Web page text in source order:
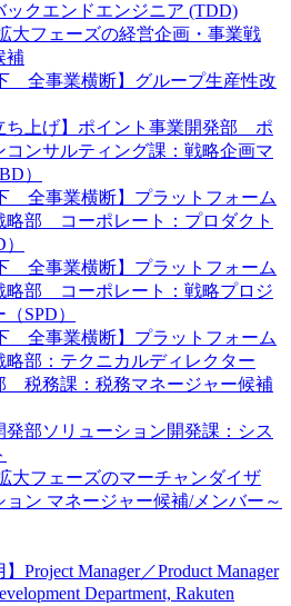
ックエンドエンジニア (TDD)
大フェーズの経営企画・事業戦
補
全事業横断】グループ生産性改
ち上げ】ポイント事業開発部 ポ
コンサルティング課：戦略企画マ
）
全事業横断】プラットフォーム
部 コーポレート：プロダクト
全事業横断】プラットフォーム
部 コーポレート：戦略プロジ
SPD）
全事業横断】プラットフォーム
部：テクニカルディレクター
税務課：税務マネージャー候補
発部ソリューション開発課：シス
大フェーズのマーチャンダイザ
ン マネージャー候補/メンバー～
Project Manager／Product Manager
Department, Rakuten